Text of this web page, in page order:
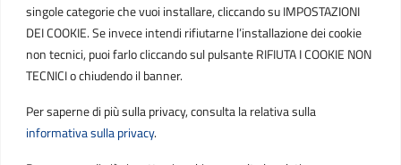
singole categorie che vuoi installare, cliccando su IMPOSTAZIONI
DEI COOKIE. Se invece intendi rifiutarne l’installazione dei cookie
non tecnici, puoi farlo cliccando sul pulsante RIFIUTA I COOKIE NON
TECNICI o chiudendo il banner.
Per saperne di più sulla privacy, consulta la relativa sulla
informativa sulla privacy.
PEC
protocollo.sogetspa@pec.it
contribuenti@sogetspa.it